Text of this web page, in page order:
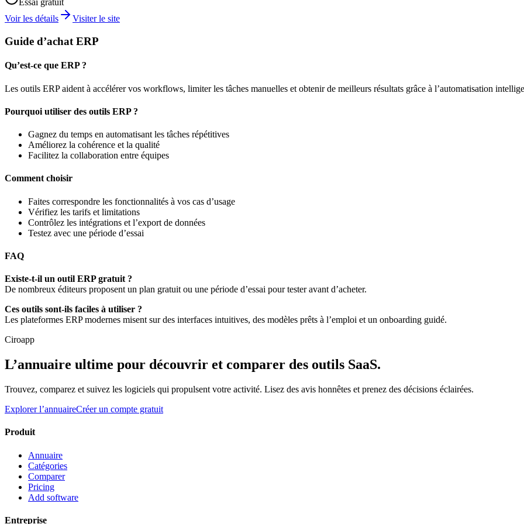
Essai gratuit
Voir les détails
Visiter le site
Guide d’achat ERP
Qu’est-ce que ERP ?
Les outils ERP aident à accélérer vos workflows, limiter les tâches manuelles et obtenir de meilleurs résultats grâce à l’automatisation
Pourquoi utiliser des outils ERP ?
Gagnez du temps en automatisant les tâches répétitives
Améliorez la cohérence et la qualité
Facilitez la collaboration entre équipes
Comment choisir
Faites correspondre les fonctionnalités à vos cas d’usage
Vérifiez les tarifs et limitations
Contrôlez les intégrations et l’export de données
Testez avec une période d’essai
FAQ
Existe-t-il un outil ERP gratuit ?
De nombreux éditeurs proposent un plan gratuit ou une période d’essai pour tester avant d’acheter.
Ces outils sont-ils faciles à utiliser ?
Les plateformes ERP modernes misent sur des interfaces intuitives, des modèles prêts à l’emploi et un onboarding guidé.
Ciroapp
L’annuaire ultime pour découvrir et comparer des outils SaaS.
Trouvez, comparez et suivez les logiciels qui propulsent votre activité. Lisez des avis honnêtes et prenez des décisions éclairées.
Explorer l’annuaireCréer un compte gratuit
Produit
Annuaire
Catégories
Comparer
Pricing
Add software
Entreprise